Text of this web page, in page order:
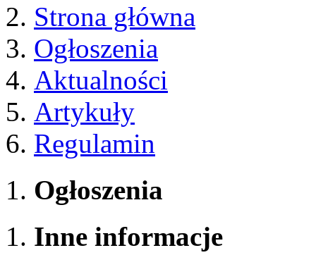
Strona główna
Ogłoszenia
Aktualności
Artykuły
Regulamin
Ogłoszenia
Inne informacje